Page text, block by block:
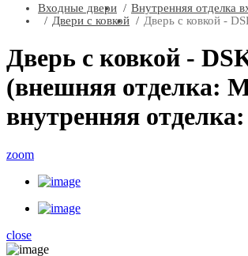
Входные двери
Внутренняя отделка
Двери с ковкой
Дверь с ковкой -
Дверь с ковкой -
(внешняя отделка:
внутренняя
zoom
close